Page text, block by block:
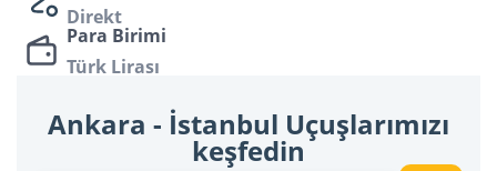
önerilerimize kulak verebilirsiniz.
Direkt
Para Birimi
Türk Lirası
Ankara - İstanbul Uçuşlarımızı
keşfedin